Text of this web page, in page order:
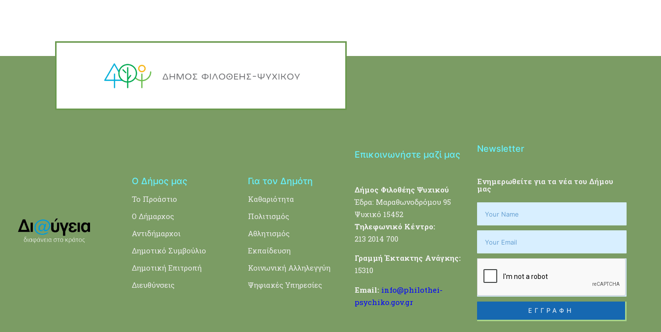
Ο Δήμος μας
Το Προάστιο
Ο Δήμαρχος
Αντιδήμαρχοι
Δημοτικό Συμβούλιο
Δημοτική Επιτροπή
Διευθύνσεις
Για τον Δημότη
Καθαριότητα
Πολιτισμός
Αθλητισμός
Εκπαίδευση
Κοινωνική Αλληλεγγύη
Ψηφιακές Υπηρεσίες
Επικοινωνήστε μαζί μας
Δήμος Φιλοθέης Ψυχικού
Έδρα: Μαραθωνοδρόμου 95
Ψυχικό 15452
Τηλεφωνικό Κέντρο:
213 2014 700
Γραμμή Έκτακτης Ανάγκης:
15310
Email: info@philothei-
psychiko.gov.gr
Newsletter
Ενημερωθείτε για τα νέα του Δήμου
μας
ΕΓΓΡΑΦΗ